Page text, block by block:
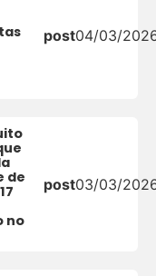
post04/03/
de
no
post03/03/